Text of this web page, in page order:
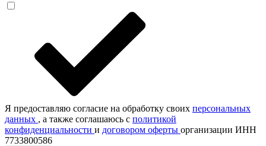
Я предоставляю согласие на обработку своих персональных
данных , а также соглашаюсь с политикой
конфиденциальности и договором оферты организации ИНН
7733800586